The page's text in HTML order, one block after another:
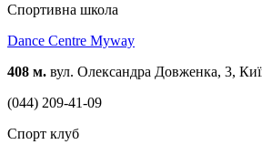
Спортивна школа
Dance Centre Myway
408 м. вул. Олександра Довженка, 3,
(044) 209-41-09
Спорт клуб